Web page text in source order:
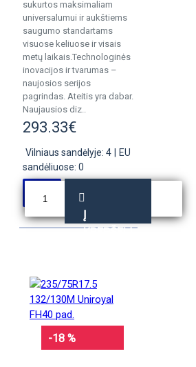
sukurtos maksimaliam
universalumui ir aukštiems
saugumo standartams
visuose keliuose ir visais
metų laikais.Technologinės
inovacijos ir tvarumas –
naujosios serijos
pagrindas. Ateitis yra dabar.
Naujausios diz..
293.33€
Vilniaus sandėlyje: 4
EU
sandėliuose: 0
Į
KREPŠELĮ
-18 %